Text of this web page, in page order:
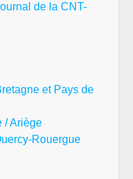
de la CNT-
et Pays de
/ Ariège
Rouergue